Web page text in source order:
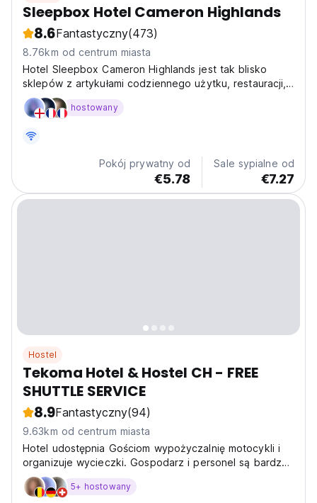
Sleepbox Hotel Cameron Highlands
8.6Fantastyczny(473)
8.76km od centrum miasta
Hotel Sleepbox Cameron Highlands jest tak blisko
sklepów z artykułami codziennego użytku, restauracji,
banków, aptek, szpitala, posterunku policji i poczty.
hostowany
Pokój prywatny od
€5.78
Sale sypialne od
€7.27
Hostel
Tekoma Hotel & Hostel CH - FREE
SHUTTLE SERVICE
8.9Fantastyczny(94)
9.63km od centrum miasta
Hotel udostępnia Gościom wypożyczalnię motocykli i
organizuje wycieczki. Gospodarz i personel są bardzo
przyjaźni i pomocni.
5+ hostowany